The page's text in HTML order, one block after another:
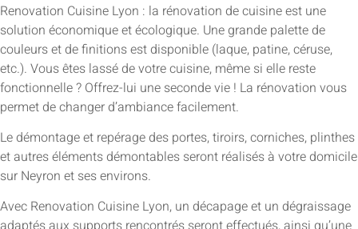
Renovation Cuisine Lyon : la rénovation de cuisine est une
solution économique et écologique. Une grande palette de
couleurs et de finitions est disponible (laque, patine, céruse,
etc.). Vous êtes lassé de votre cuisine, même si elle reste
fonctionnelle ? Offrez-lui une seconde vie ! La rénovation vous
permet de changer d’ambiance facilement.
Le démontage et repérage des portes, tiroirs, corniches, plinthes
et autres éléments démontables seront réalisés à votre domicile
sur Neyron et ses environs.
Avec Renovation Cuisine Lyon, un décapage et un dégraissage